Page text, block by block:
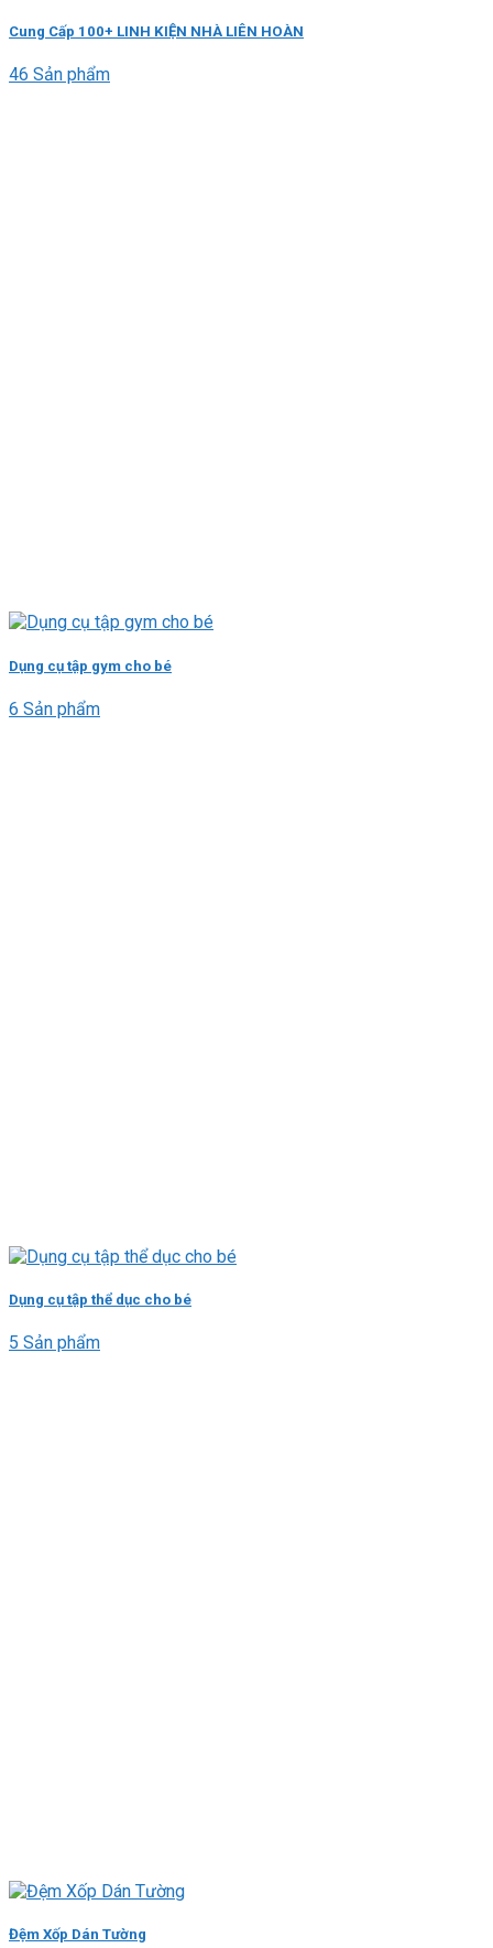
Cung Cấp 100+ LINH KIỆN NHÀ LIÊN HOÀN
46 Sản phẩm
Dụng cụ tập gym cho bé
6 Sản phẩm
Dụng cụ tập thể dục cho bé
5 Sản phẩm
Đệm Xốp Dán Tường